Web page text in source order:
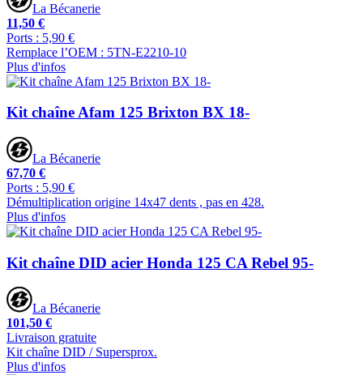
La Bécanerie
11,50 €
Ports : 5,90 €
Remplace l’OEM : 5TN-E2210-10
Plus d'infos
Kit chaîne Afam 125 Brixton BX 18-
La Bécanerie
67,70 €
Ports : 5,90 €
Démultiplication origine 14x47 dents , pas en 428.
Plus d'infos
Kit chaîne DID acier Honda 125 CA Rebel 95-
La Bécanerie
101,50 €
Livraison gratuite
Kit chaîne DID / Supersprox.
Plus d'infos